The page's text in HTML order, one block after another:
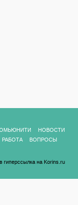
НОВОСТИ
РАБОТА
ВОПРОСЫ
на Korins.ru